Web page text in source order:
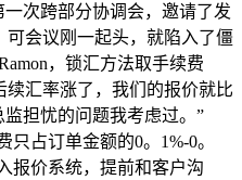
次跨部分协调会，邀请了发
会议刚一起头，就陷入了僵
，锁汇方法取手续费
汇率涨了，我们的报价就比
监担忧的问题我考虑过。”
只占订单金额的0。1%-0。
报价系统，提前和客户沟